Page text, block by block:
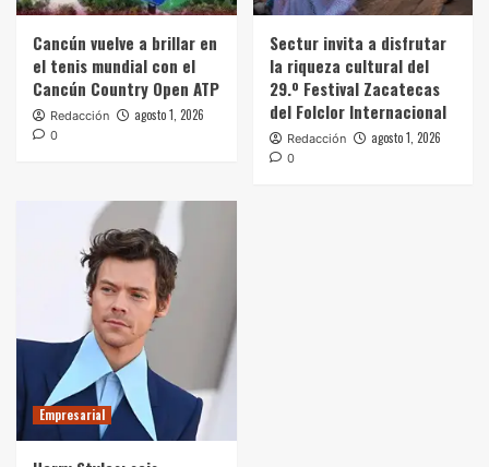
Cancún vuelve a brillar en
el tenis mundial con el
Cancún Country Open ATP
Redacción agosto 1, 2026
0
Sectur invita a disfrutar
la riqueza cultural del
29.º Festival Zacatecas
del Folclor Internacional
Redacción agosto 1, 2026
0
Empresarial